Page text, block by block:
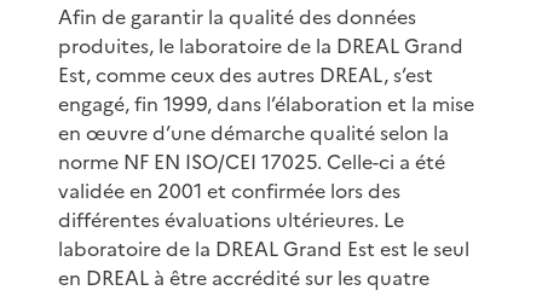
Afin de garantir la qualité des données
produites, le laboratoire de la DREAL Grand
Est, comme ceux des autres DREAL, s’est
engagé, fin 1999, dans l’élaboration et la mise
en œuvre d’une démarche qualité selon la
norme NF EN ISO/CEI 17025. Celle-ci a été
validée en 2001 et confirmée lors des
différentes évaluations ultérieures. Le
laboratoire de la DREAL Grand Est est le seul
en DREAL à être accrédité sur les quatre